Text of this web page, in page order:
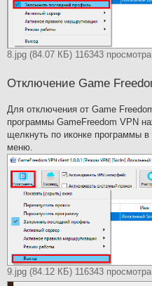
8.jpg (84.07 КБ) 116343 просмотра
Отключение Game
Для отключения от Game
программы GameFreedom VPN
щелкнуть по иконке программы
меню.
9.jpg (84.12 КБ) 116343 просмотра